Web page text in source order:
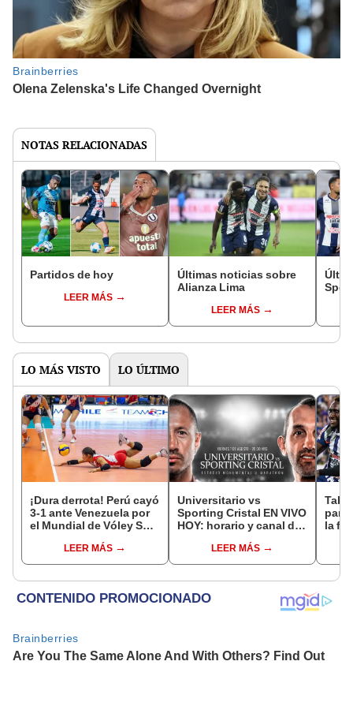
NOTAS RELACIONADAS
Partidos de hoy
LEER MÁS
Últimas noticias sobre
Alianza Lima
LEER MÁS
LO MÁS VISTO LO ÚLTIMO
¡Dura derrota! Perú cayó
3-1 ante Venezuela por
el Mundial de Vóley Sub
LEER MÁS
Universitario vs
Sporting Cristal EN VIVO
HOY: horario y canal de
de hoy por el Torneo
Clausura 2026
LEER MÁS
la